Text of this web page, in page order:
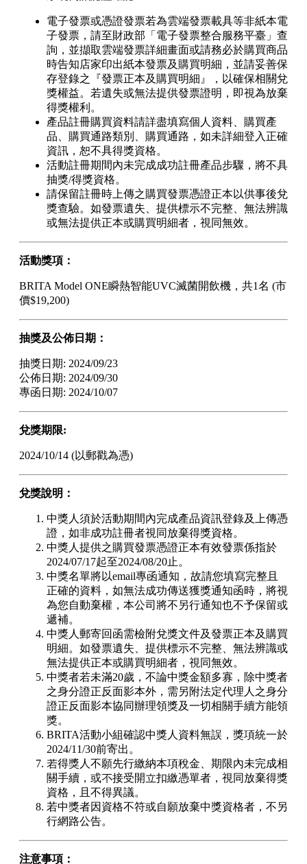
電子發票或憑證發票若為雲端發票載具等非紙本電
子發票，請至財政部「電子發票整合服務平臺」查
詢，並擷取雲端發票詳細畫面或請務必於購買商品
時告知店家印出紙本發票及購買明細，並請妥善保
存登錄之『發票正本及購買明細』，以確保相關兌
獎權益。若遺失或無法提供發票證明，即視為放棄
得獎權利。
產品註冊購買資料請詳盡填寫個人資料、購買產
品、購買通路類別、購買通路，如未詳細登入正確
資訊，恕不具得獎資格。
活動註冊期間內未完成成功註冊產品步驟，將不具
抽獎/得獎資格。
請保留註冊時上傳之購買發票憑證正本以供事後兌
獎查驗。如發票遺失、提供標示不完整、無法辨識
或無法提供正本或購買明細者，視同無效。
活動獎項：
BRITA Model ONE瞬熱智能UVC滅菌開飲機，共1名 (市
價$19,200)
抽獎及公佈日期：
抽獎日期: 2024/09/23
公佈日期: 2024/09/30
專函日期: 2024/10/07
兌獎期限:
2024/10/14 (以郵戳為憑)
兌獎說明：
中獎人須於活動期間內完成產品資訊登錄及上傳憑
證，如非成功註冊者視同放棄得獎資格。
中獎人提供之購買發票憑證正本有效發票係指於
2024/07/17起至2024/08/20止。
中獎名單將以email專函通知，故請您填寫完整且
正確的資料，如無法成功傳送獲獎通知函時，將視
為您自動棄權，本公司將不另行通知也不予保留或
遞補。
中獎人郵寄回函需檢附兌獎文件及發票正本及購買
明細。如發票遺失、提供標示不完整、無法辨識或
無法提供正本或購買明細者，視同無效。
中獎者若未滿20歲，不論中獎金額多寡，除中獎者
之身分證正反面影本外，需另附法定代理人之身分
證正反面影本協同辦理領獎及一切相關手續方能領
獎。
BRITA活動小組確認中獎人資料無誤，獎項統一於
2024/11/30前寄出。
若得獎人不願先行繳納本項稅金、期限內未完成相
關手續，或不接受開立扣繳憑單者，視同放棄得獎
資格，且不得異議。
若中獎者因資格不符或自願放棄中獎資格者，不另
行網路公告。
注意事項：